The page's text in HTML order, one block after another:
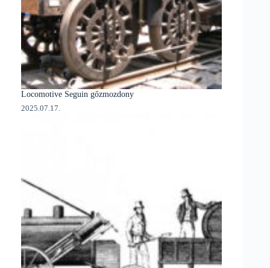
Locomotive Seguin gőzmozdony
2025.07.17.